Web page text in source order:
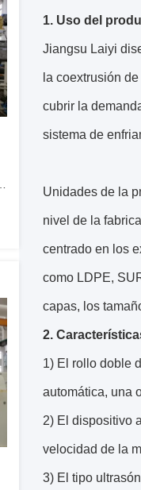
1. Uso del
Jiangsu Laiyi
la coextrusión
cubrir la
sistema de
Unidades de la
nivel de la
centrado en los
como LDPE,
capas, los
2.
1) El rollo doble
automática, una
2) El dispositivo
velocidad de la
3) El tipo